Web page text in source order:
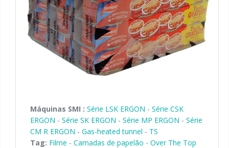
Máquinas SMI : Série LSK ERGON - Série CSK
ERGON - Série SK ERGON - Série MP ERGON - Série
CM R ERGON - Gas-heated tunnel - TS
Tag: Filme - Camadas de papelão - Over The Top